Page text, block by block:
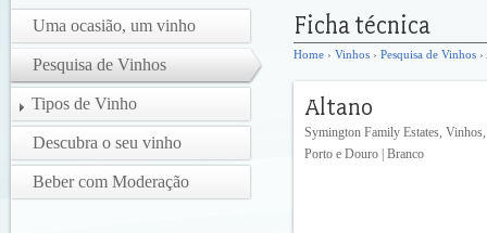
Uma ocasião, um vinho
Pesquisa de Vinhos
Tipos de Vinho
Descubra o seu vinho
Beber com Moderação
Home › Vinhos › Pesquisa de Vinhos
Symington Family Estates,
Porto e Douro | Branco